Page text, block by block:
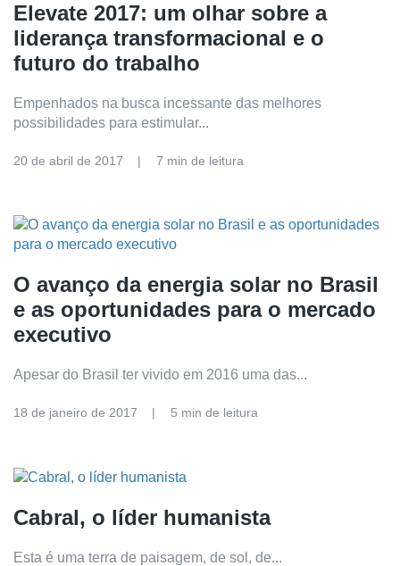
Elevate 2017: um olhar sobre a
liderança transformacional e o
futuro do trabalho
Empenhados na busca incessante das melhores
possibilidades para estimular...
20 de abril de 2017 7 min de leitura
O avanço da energia solar no Brasil
e as oportunidades para o mercado
executivo
Apesar do Brasil ter vivido em 2016 uma das...
18 de janeiro de 2017 5 min de leitura
Cabral, o líder humanista
Esta é uma terra de paisagem, de sol, de...